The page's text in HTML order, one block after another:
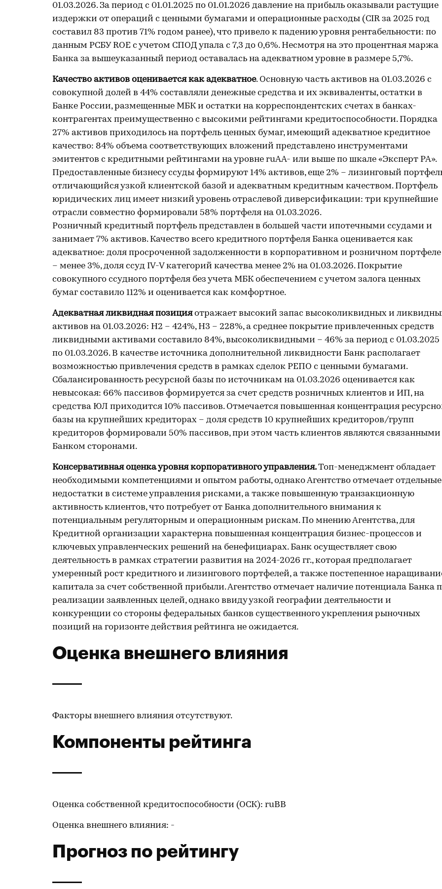
01.03.2026. За период с 01.01.2025 по 01.01.2026 давление на прибыль оказывали растущие
издержки от операций с ценными бумагами и операционные расходы (CIR за 2025 год
составил 83 против 71% годом ранее), что привело к падению уровня рентабельности: по
данным РСБУ ROE с учетом СПОД упала с 7,3 до 0,6%. Несмотря на это процентная маржа
Банка за вышеуказанный период оставалась на адекватном уровне в размере 5,7%.
Качество активов оценивается как адекватное. Основную часть активов на 01.03.2026 с
совокупной долей в 44% составляли денежные средства и их эквиваленты, остатки в
Банке России, размещенные МБК и остатки на корреспондентских счетах в банках-
контрагентах преимущественно с высокими рейтингами кредитоспособности. Порядка
27% активов приходилось на портфель ценных бумаг, имеющий адекватное кредитное
качество: 84% объема соответствующих вложений представлено инструментами
эмитентов с кредитными рейтингами на уровне ruAA- или выше по шкале «Эксперт РА».
Предоставленные бизнесу ссуды формируют 14% активов, еще 2% – лизинговый
отличающийся узкой клиентской базой и адекватным кредитным качеством. Портфель
юридических лиц имеет низкий уровень отраслевой диверсификации: три крупнейшие
отрасли совместно формировали 58% портфеля на 01.03.2026.
Розничный кредитный портфель представлен в большей части ипотечными ссудами и
занимает 7% активов. Качество всего кредитного портфеля Банка оценивается как
адекватное: доля просроченной задолженности в корпоративном и розничном портфеле
– менее 3%, доля ссуд IV-V категорий качества менее 2% на 01.03.2026. Покрытие
совокупного ссудного портфеля без учета МБК обеспечением с учетом залога ценных
бумаг составило 112% и оценивается как комфортное.
Адекватная ликвидная позицияотражает высокий запас высоколиквидных и
активов на 01.03.2026: Н2 – 424%, Н3 – 228%, а среднее покрытие привлеченных средств
ликвидными активами составило 84%, высоколиквидными – 46% за период с 01.03.2025
по 01.03.2026. В качестве источника дополнительной ликвидности Банк располагает
возможностью привлечения средств в рамках сделок РЕПО с ценными бумагами.
Сбалансированность ресурсной базы по источникам на 01.03.2026 оценивается как
невысокая: 66% пассивов формируется за счет средств розничных клиентов и ИП, на
средства ЮЛ приходится 10% пассивов. Отмечается повышенная концентрация
базы на крупнейших кредиторах – доля средств 10 крупнейших кредиторов/групп
кредиторов формировали 50% пассивов, при этом часть клиентов являются связанными
Банком сторонами.
Консервативная оценка уровня корпоративного управления.Топ-менеджмент обладает
необходимыми компетенциями и опытом работы, однако Агентство отмечает отдельные
недостатки в системе управления рисками, а также повышенную транзакционную
активность клиентов, что потребует от Банка дополнительного внимания к
потенциальным регуляторным и операционным рискам. По мнению Агентства, для
Кредитной организации характерна повышенная концентрация бизнес-процессов и
ключевых управленческих решений на бенефициарах. Банк осуществляет свою
деятельность в рамках стратегии развития на 2024-2026 гг., которая предполагает
умеренный рост кредитного и лизингового портфелей, а также постепенное
капитала за счет собственной прибыли. Агентство отмечает наличие потенциала Банка
реализации заявленных целей, однако ввиду узкой географии деятельности и
конкуренции со стороны федеральных банков существенного укрепления рыночных
позиций на горизонте действия рейтинга не ожидается.
Оценка внешнего влияния
Факторы внешнего влияния отсутствуют.
Компоненты рейтинга
Оценка собственной кредитоспособности (ОСК): ruBB
Оценка внешнего влияния: -
Прогноз по рейтингу